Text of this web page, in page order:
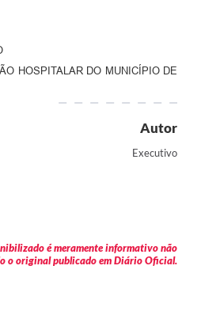
HOSPITALAR DO MUNICÍPIO DE
Autor
Executivo
é meramente informativo não
o original publicado em Diário Oficial.